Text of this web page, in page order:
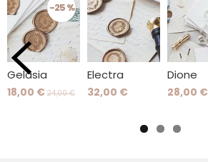
-25 %
Gelasia
18,00 € 24,00 €
Electra
32,00 €
Dione
28,00 €